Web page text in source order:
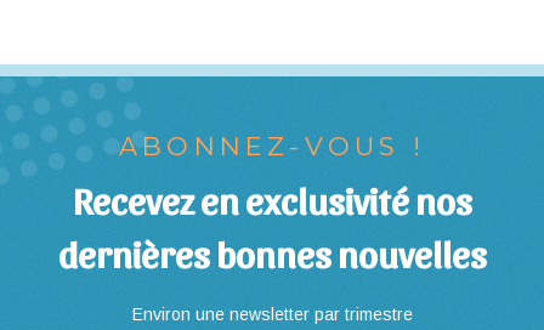
ABONNEZ-VOUS !
Recevez en exclusivité nos
dernières bonnes nouvelles
Environ une newsletter par trimestre